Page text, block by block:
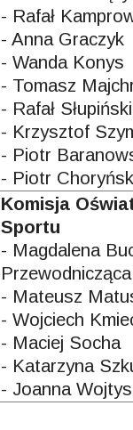
- Rafał
- Anna Graczyk
- Wanda Konys
- Tomasz
- Rafał Słupiński
- Krzysztof
- Piotr
- Piotr
Komisja
Sportu
- Magdalena
Przewodnicząca
- Mateusz
- Wojciech
- Maciej Socha
- Katarzyna
- Joanna